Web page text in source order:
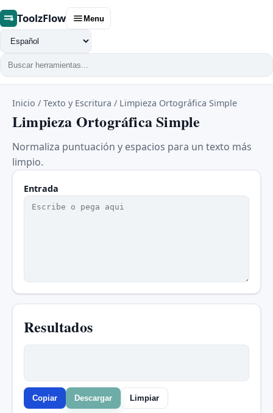
ToolzFlow Menu
Cambiar
idioma
Inicio / Texto y Escritura / Limpieza Ortográfica Simple
Limpieza Ortográfica Simple
Normaliza puntuación y espacios para un texto más
limpio.
Entrada
Resultados
Copiar Descargar Limpiar